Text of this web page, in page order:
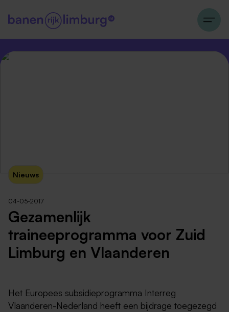
Nieuws
04-05-2017
Gezamenlijk
traineeprogramma voor Zuid
Limburg en Vlaanderen
Het Europees subsidieprogramma Interreg
Vlaanderen-Nederland heeft een bijdrage toegezegd